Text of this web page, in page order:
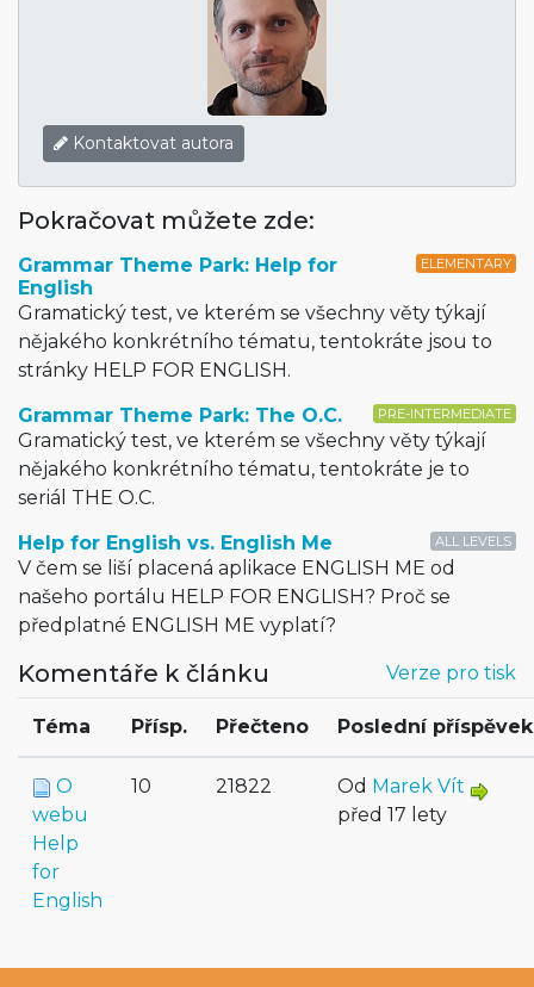
Kontaktovat autora
Pokračovat můžete zde:
ELEMENTARY
Grammar Theme Park: Help for
English
Gramatický test, ve kterém se všechny věty týkají
nějakého konkrétního tématu, tentokráte jsou to
stránky HELP FOR ENGLISH.
PRE-INTERMEDIATE
Grammar Theme Park: The O.C.
Gramatický test, ve kterém se všechny věty týkají
nějakého konkrétního tématu, tentokráte je to
seriál THE O.C.
ALL LEVELS
Help for English vs. English Me
V čem se liší placená aplikace ENGLISH ME od
našeho portálu HELP FOR ENGLISH? Proč se
předplatné ENGLISH ME vyplatí?
Verze pro tisk
Komentáře k článku
Téma Přísp. Přečteno Poslední příspěvek
O
webu
Help
for
English
10 21822 Od Marek Vít
před 17 lety